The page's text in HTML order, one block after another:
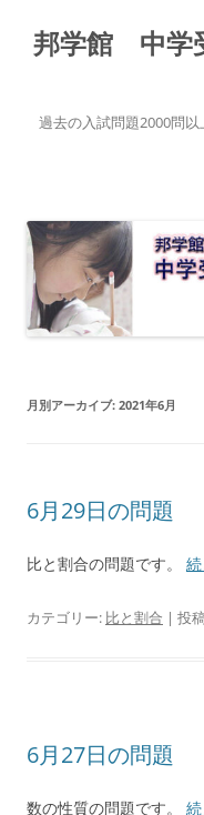
テ
ン
キ
ッ
邦学館 中学
過去の入試問題2000問以
月別アーカイブ: 2021年6月
6月29日の問題
比と割合の問題です。
カテゴリー: 比と割合 | 投
6月27日の問題
数の性質の問題です。